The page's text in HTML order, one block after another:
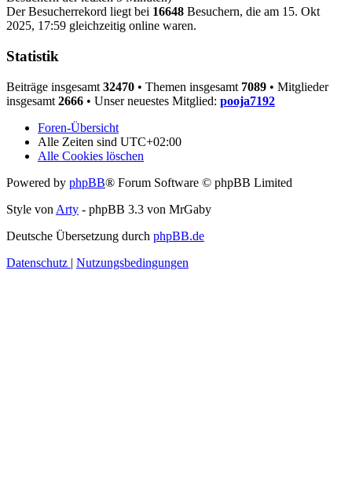
Der Besucherrekord liegt bei 16648 Besuchern, die am 15. Okt
2025, 17:59 gleichzeitig online waren.
Statistik
Beiträge insgesamt 32470 • Themen insgesamt 7089 • Mitglieder
insgesamt 2666 • Unser neuestes Mitglied: pooja7192
Foren-Übersicht
Alle Zeiten sind UTC+02:00
Alle Cookies löschen
Powered by phpBB® Forum Software © phpBB Limited
Style von Arty - phpBB 3.3 von MrGaby
Deutsche Übersetzung durch phpBB.de
Datenschutz | Nutzungsbedingungen